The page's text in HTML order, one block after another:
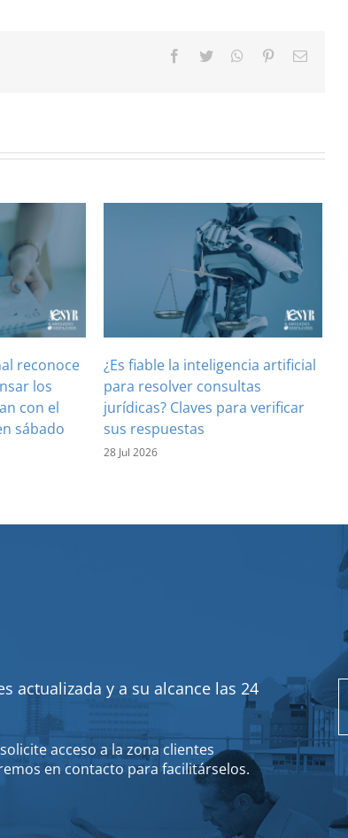
Facebook
TwitterWhatsApp
PinterestCorreo
reconoce
los
con el
sábado
¿Es fiable la inteligencia artificial
para resolver consultas
jurídicas? Claves para verificar
sus respuestas
28 Jul 2026
actualizada y a su alcance las 24
acceso a la zona clientes
en contacto para facilitárselos.